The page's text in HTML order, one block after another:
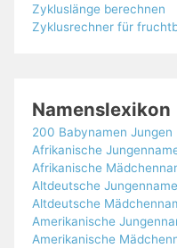
Zykluslänge berechnen
Zyklusrechner für
Namenslexikon
200 Babynamen Jungen
Afrikanische
Afrikanische
Altdeutsche
Altdeutsche
Amerikanische
Amerikanische